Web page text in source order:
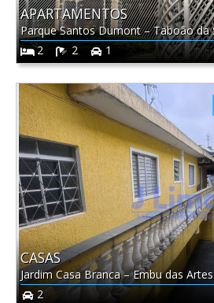
APARTAMENTOS
Parque Santos Dumont–Taboão da
2
2 1
CASAS
Jardim Casa Branca–Embu das Artes
2